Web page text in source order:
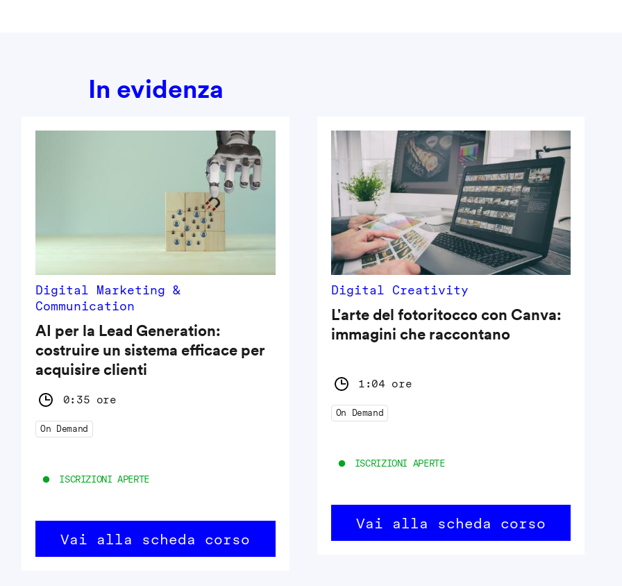
In evidenza
Digital Marketing &
Communication
AI per la Lead Generation:
costruire un sistema efficace per
acquisire clienti
0:35 ore
On Demand
ISCRIZIONI APERTE
Vai alla scheda corso
Digital Creativity
L'arte del fotoritocco con Canva:
immagini che raccontano
1:04 ore
On Demand
ISCRIZIONI APERTE
Vai alla scheda corso